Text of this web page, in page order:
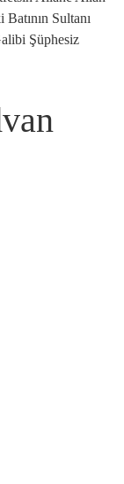
Sultanı
Şüphesiz